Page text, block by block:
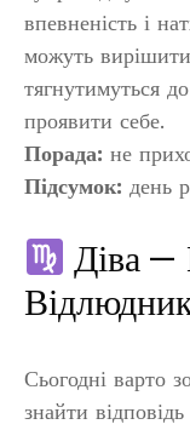
впевненість і
можуть
тягнутимуться
проявити себе.
Порада: не
Підсумок: день
Діва —
Сьогодні варто
знайти